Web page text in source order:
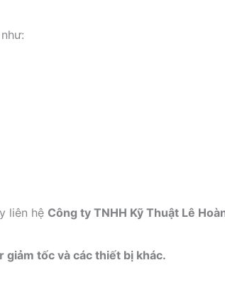
liên hệ Công ty TNHH Kỹ Thuật Lê
giảm tốc và các thiết bị khác.